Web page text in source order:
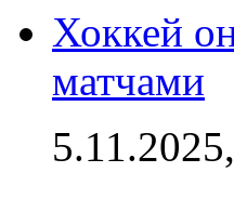
Хоккей
матчами